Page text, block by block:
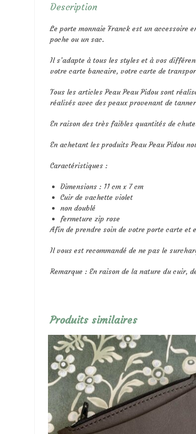
Description
Le porte monnaie Franck est un accessoire
poche ou un sac.
Il s’adapte à tous les styles et à vos
votre carte bancaire, votre carte de
Tous les articles Peau Peau Pidou sont
réalisés avec des peaux provenant de
En raison des très faibles quantités de
En achetant les produits Peau Peau Pidou
Caractéristiques :
Dimensions : 11 cm x 7 cm
Cuir de vachette violet
non doublé
fermeture zip rose
Afin de prendre soin de votre porte carte et
Il vous est recommandé de ne pas le
Remarque : En raison de la nature du cuir,
Produits similaires